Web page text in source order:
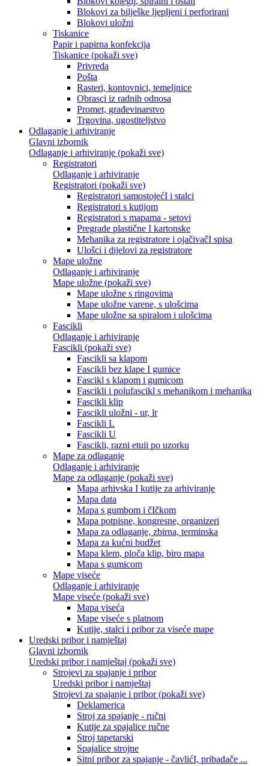
Blokovi za bilješke ljepljeni i perforirani
Blokovi uložni
Tiskanice
Papir i papirna konfekcija
Tiskanice (pokaži sve)
Privreda
Pošta
Rasteri, kontovnici, temeljnice
Obrasci iz radnih odnosa
Promet, građevinarstvo
Trgovina, ugostiteljstvo
Odlaganje i arhiviranje
Glavni izbornik
Odlaganje i arhiviranje (pokaži sve)
Registratori
Odlaganje i arhiviranje
Registratori (pokaži sve)
Registratori samostojećI i stalci
Registratori s kutijom
Registratori s mapama - setovi
Pregrade plastične I kartonske
Mehanika za registratore i ojačivačI spisa
Ulošci i dijelovi za registratore
Mape uložne
Odlaganje i arhiviranje
Mape uložne (pokaži sve)
Mape uložne s ringovima
Mape uložne varene, s ulošcima
Mape uložne sa spiralom i ulošcima
Fascikli
Odlaganje i arhiviranje
Fascikli (pokaži sve)
Fascikli sa klapom
Fascikli bez klape I gumice
Fascikl s klapom i gumicom
Fascikli i polufascikl s mehanikom i mehanika
Fascikli klip
Fascikli uložni - ur, lr
Fascikli L
Fascikli U
Fascikli, razni etuii po uzorku
Mape za odlaganje
Odlaganje i arhiviranje
Mape za odlaganje (pokaži sve)
Mapa arhivska I kutije za arhiviranje
Mapa data
Mapa s gumbom i čIčkom
Mapa potpisne, kongresne, organizeri
Mapa za odlaganje, zbirna, terminska
Mapa za kućni budžet
Mapa klem, ploča klip, biro mapa
Mapa s gumicom
Mape viseće
Odlaganje i arhiviranje
Mape viseće (pokaži sve)
Mapa viseća
Mape viseće s platnom
Kutije, stalci i pribor za viseće mape
Uredski pribor i namještaj
Glavni izbornik
Uredski pribor i namještaj (pokaži sve)
Strojevi za spajanje i pribor
Uredski pribor i namještaj
Strojevi za spajanje i pribor (pokaži sve)
Deklamerica
Stroj za spajanje - ručni
Kutije za spajalice ručne
Stroj tapetarski
Spajalice strojne
Sitni pribor za spajanje - čavlićI, pribadače ...